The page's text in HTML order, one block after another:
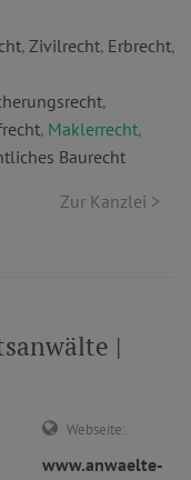
, Zivilrecht, Erbrecht,
,
, Maklerrecht,
Baurecht
Zur Kanzlei >
|
Webseite:
www.anwaelte-